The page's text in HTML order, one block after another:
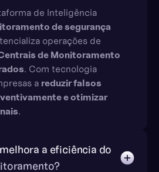
de Inteligência
de segurança
operações de
de Monitoramento
. Com tecnologia
a reduzir falsos
e otimizar
.
a eficiência do